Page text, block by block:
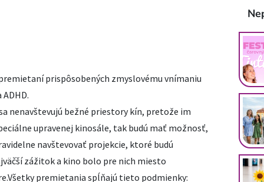
prispôsobených zmyslovému vnímaniu
nenavštevujú bežné priestory kín, pretože im
upravenej kinosále, tak budú mať možnosť,
navštevovať projekcie, ktoré budú
zážitok a kino bolo pre nich miesto
premietania spĺňajú tieto podmienky: